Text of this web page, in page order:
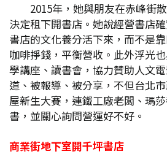
2015年，她與朋友在赤峰街
決定租下開書店。她說經營書店
書店的文化養分活下來，而不是
咖啡掙錢，平衡營收。此外浮光
學講座、讀書會，協力贊助人文
道、被報導、被分享，不但台北
屋新生大賽，連鐵工廠老闆、瑪
書，並關心詢問營運好不好。
商業街地下室開千坪書店